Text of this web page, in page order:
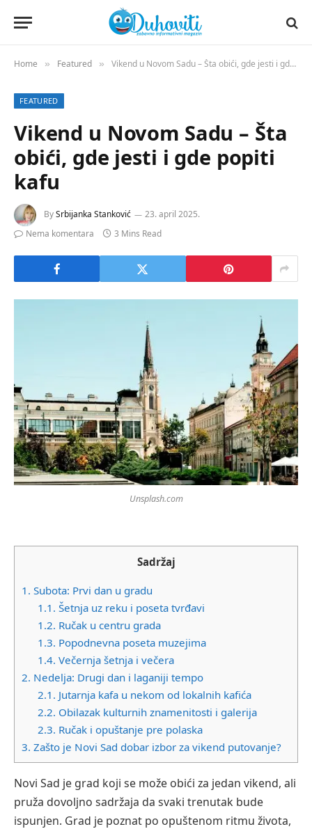
Home » Featured » Vikend u Novom Sadu – Šta obići, gde jesti i gde popiti kafu
FEATURED
Vikend u Novom Sadu – Šta
obići, gde jesti i gde popiti
kafu
BySrbijanka Stanković
23. april 2025.
Nema komentara
3 Mins Read
Unsplash.com
Sadržaj
1. Subota: Prvi dan u gradu
1.1. Šetnja uz reku i poseta tvrđavi
1.2. Ručak u centru grada
1.3. Popodnevna poseta muzejima
1.4. Večernja šetnja i večera
2. Nedelja: Drugi dan i laganiji tempo
2.1. Jutarnja kafa u nekom od lokalnih kafića
2.2. Obilazak kulturnih znamenitosti i galerija
2.3. Ručak i opuštanje pre polaska
3. Zašto je Novi Sad dobar izbor za vikend putovanje?
Novi Sad je grad koji se može obići za jedan vikend, ali
pruža dovoljno sadržaja da svaki trenutak bude
ispunjen. Grad je poznat po opuštenom ritmu života,